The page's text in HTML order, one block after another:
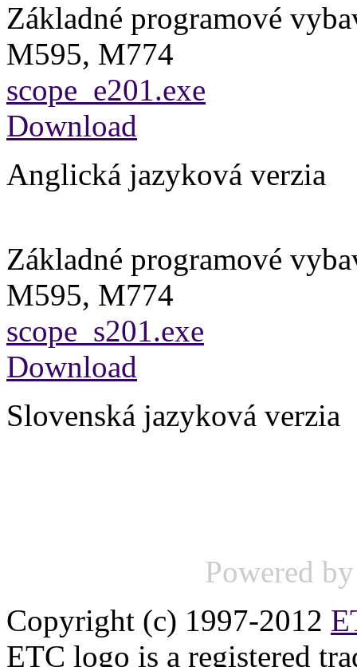
Základné programové
M595, M774
scope_e201.exe
Download
Anglická jazyková verzia
Základné programové
M595, M774
scope_s201.exe
Download
Slovenská jazyková verzia
Powered
Copyright (c) 1997-2012
ETC logo is a registered